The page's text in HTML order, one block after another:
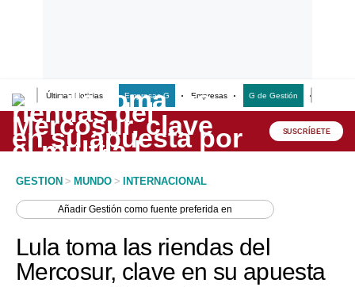
Últimas Noticias Empresas G Empresas G de Gestión
Lo último
Peru Quiosco
Economía
SUSCRÍBETE
GESTION > MUNDO > INTERNACIONAL
AñadirGestión como fuente preferida en
Lula toma las riendas del
Mercosur, clave en su apuesta